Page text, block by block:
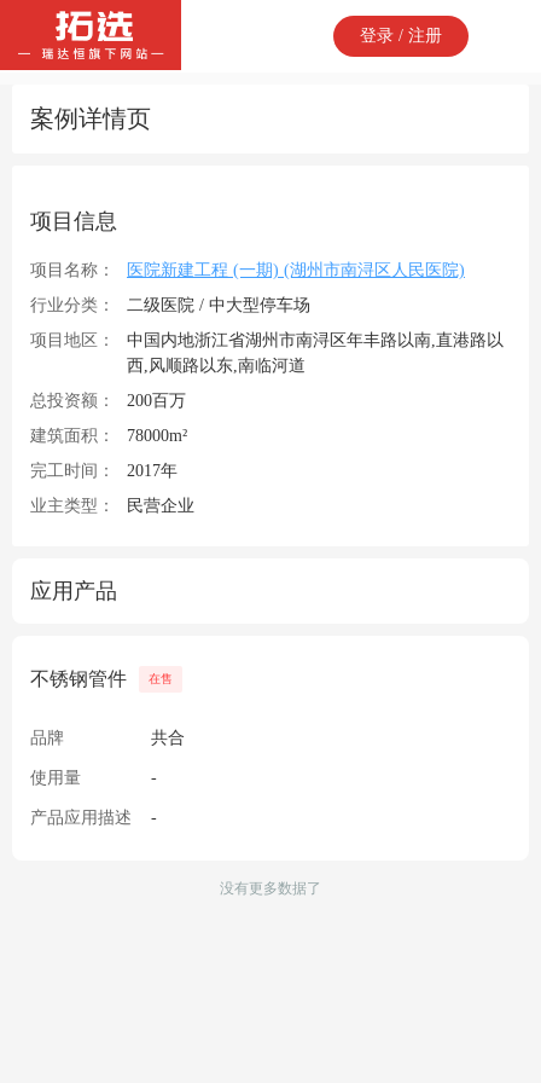
登录 / 注册
案例详情页
项目信息
项目名称：
医院新建工程 (一期) (湖州市南浔区人民医院)
行业分类：
二级医院 / 中大型停车场
项目地区：
中国内地浙江省湖州市南浔区年丰路以南,直港路以
西,风顺路以东,南临河道
总投资额：
200百万
建筑面积：
78000m²
完工时间：
2017年
业主类型：
民营企业
应用产品
不锈钢管件 在售
品牌 共合
使用量 -
产品应用描述 -
没有更多数据了